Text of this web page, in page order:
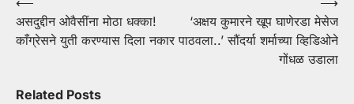
Post
navigation
असदुद्दीन ओवैसींना मोठा धक्का!
काँग्रेसने युती करण्यास दिला नकार
‘अक्षय कुमारने खूप घाणेरडा मेसेज
पाठवला..’ सौंदर्या शर्माच्या व्हिडिओने
गोंधळ उडाला
Related Posts